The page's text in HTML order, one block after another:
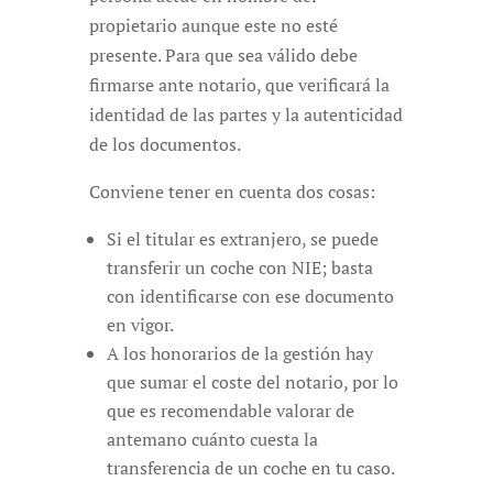
propietario aunque este no esté
presente. Para que sea válido debe
firmarse ante notario, que verificará la
identidad de las partes y la autenticidad
de los documentos.
Conviene tener en cuenta dos cosas:
Si el titular es extranjero, se puede
transferir un coche con NIE; basta
con identificarse con ese documento
en vigor.
A los honorarios de la gestión hay
que sumar el coste del notario, por lo
que es recomendable valorar de
antemano cuánto cuesta la
transferencia de un coche en tu caso.